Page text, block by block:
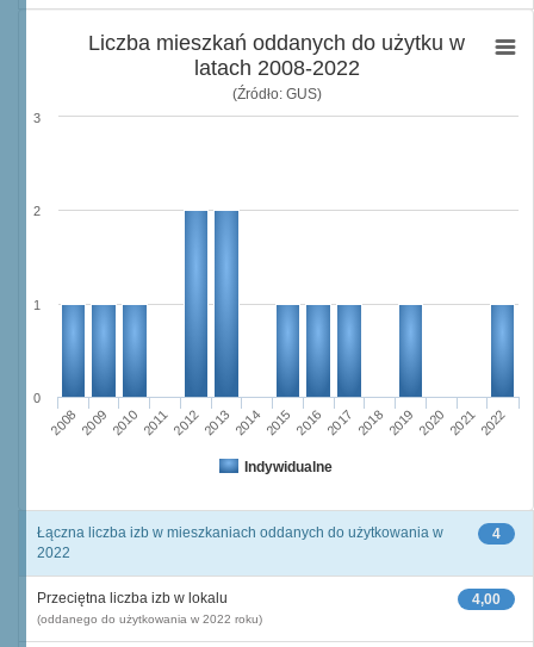
Liczba mieszkań oddanych do użytku w
latach 2008-2022
(Źródło: GUS)
Indywidualne
2008 2009 2010 201120122013 2014 2015 2016 2017 2018 2019 2020 20212022
0
1
2
3
4
Łączna liczba izb w mieszkaniach oddanych do użytkowania w
2022
4,00
Przeciętna liczba izb w lokalu
(oddanego do użytkowania w 2022 roku)